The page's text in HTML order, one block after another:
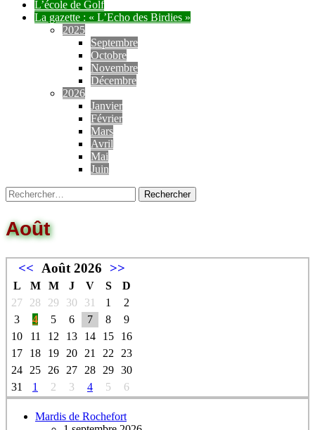
L’école de Golf
La gazette : « L’Echo des Birdies »
2025
Septembre
Octobre
Novembre
Décembre
2026
Janvier
Février
Mars
Avril
Mai
Juin
Août
<< Août 2026 >>
L M M J V S
D
27
28 29 30 31 1
2
3
4 5 6 7 8
9
10
11 12 13 14 15
16
17
18 19 20 21 22
23
24
25 26 27 28 29 30
31
1 2 3 4 5 6
Mardis de Rochefort